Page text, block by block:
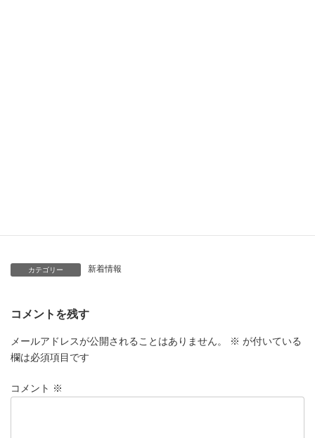
カテゴリー 新着情報
コメントを残す
メールアドレスが公開されることはありません。 ※ が付いている
欄は必須項目です
コメント ※